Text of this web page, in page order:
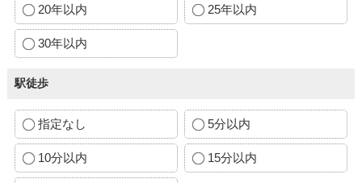
20年以内 25年以内
30年以内
駅徒歩
指定なし 5分以内
10分以内 15分以内